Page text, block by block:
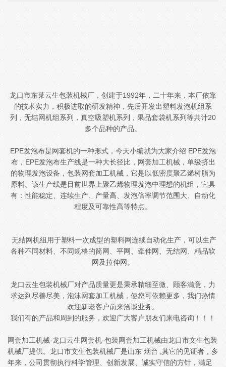
龙口市东莱云生包装机械厂，创建于1992年，二十年来，本厂依靠
的技术实力，积极进取的研发精神，先后开发出塑料发泡机组系
列，无结网机组系列，真空吸塑机系列，果品套袋机系列等共计20
多个品种的产品。
EPE发泡布是网套机的一种形式，今天小编就为大家介绍 EPE发泡
布，EPE发泡布生产线是一种大长径比，网套加工机械，单级挤出
的物理发泡设备，包装网套加工机械，它是以低密度聚乙烯树脂为
原料。该生产线是目前世界上聚乙烯物理发泡中理想的机组，它具
有：性能稳定、连续生产、产量高、发泡倍率调节范围大、自动化
程度及可靠性高等特点。
无结网机组用于塑料一次成型的塑料网连续自动化生产，可以生产
各种不同材料、不同规格的筒网、平网、牵伸网、无结网、精品软
网及拉伸网。
龙口云生包装机械厂对产品质量更是秉承精细至微、顾客满意，力
求达到尽善尽美，泡沫网套加工机械，使您可依赖更多，我们热情
欢迎新老客户前来洽谈业务。
我们有的产品和周到的服务，欢迎广大客户朋友们来电咨询！！！
网套加工机械-龙口云生网套机-包装网套加工机械由龙口市文生包装
机械厂提供。龙口市文生包装机械厂是山东 烟台 ,其它的见证者，多
年来，公司贯彻执行科学管理、创新发展、诚实守信的方针，满足